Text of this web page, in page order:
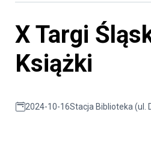
X Targi
Książki
2024-10-16Stacja Biblioteka (ul.